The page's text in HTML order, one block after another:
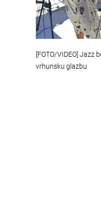
[FOTO/VIDEO] Jazz
vrhunsku glazbu